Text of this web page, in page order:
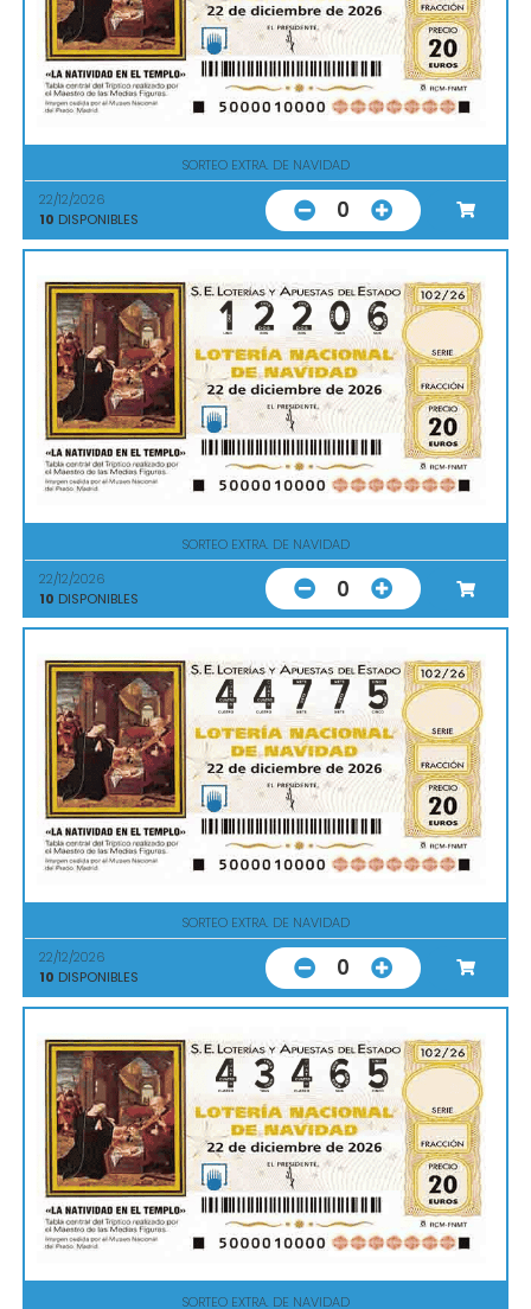
SORTEO EXTRA. DE NAVIDAD
22/12/2026
10 DISPONIBLES 0
SORTEO EXTRA. DE NAVIDAD
22/12/2026
10 DISPONIBLES 0
SORTEO EXTRA. DE NAVIDAD
22/12/2026
10 DISPONIBLES 0
SORTEO EXTRA. DE NAVIDAD